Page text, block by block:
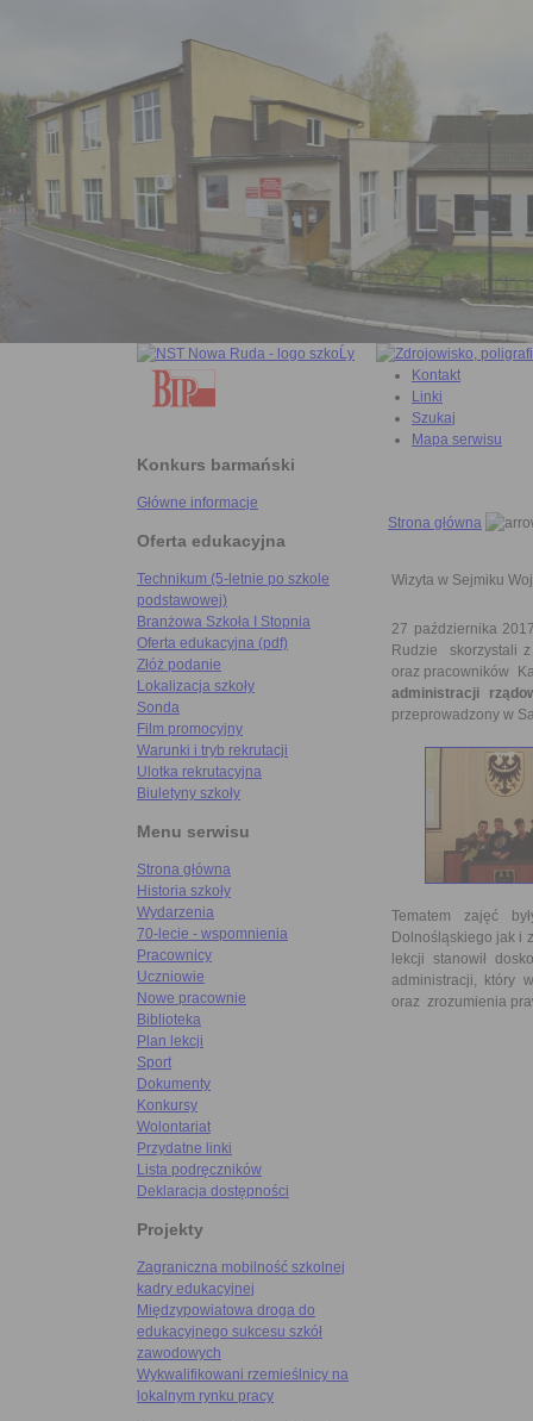
Konkurs barmański
Główne informacje
Oferta edukacyjna
Technikum (5-letnie po szkole
podstawowej)
Branżowa Szkoła I Stopnia
Oferta edukacyjna (pdf)
Złóż podanie
Lokalizacja szkoły
Sonda
Film promocyjny
Warunki i tryb rekrutacji
Ulotka rekrutacyjna
Biuletyny szkoły
Menu serwisu
Strona główna
Historia szkoły
Wydarzenia
70-lecie - wspomnienia
Pracownicy
Uczniowie
Nowe pracownie
Biblioteka
Plan lekcji
Sport
Dokumenty
Konkursy
Wolontariat
Przydatne linki
Lista podręczników
Deklaracja dostępności
Projekty
Zagraniczna mobilność szkolnej
kadry edukacyjnej
Międzypowiatowa droga do
edukacyjnego sukcesu szkół
zawodowych
Wykwalifikowani rzemieślnicy na
lokalnym rynku pracy
Kontakt
Linki
Szukaj
Mapa serwisu
Strona główna
Wizyta w Sejmiku
27 października
Rudzie skorzystali
oraz pracowników
administracji
przeprowadzony w
Tematem zajęć
Dolnośląskiego jak i
lekcji stanowił
administracji, który
oraz zrozumienia